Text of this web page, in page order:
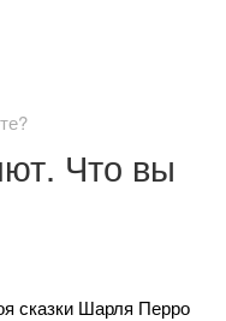
Что вы
сказки Шарля Перро